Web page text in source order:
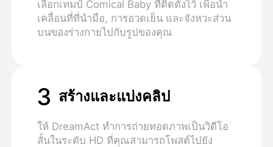
เลือกเทมป์ Comical Baby ที่ติดตั้งไว้ เพื่อนํา
เคลื่อนที่ที่นํามือ, การอวดเย็น และจังหวะส่วน
บนของร่างกายไปกับรูปของคุณ
3 สร้างและแบ่งคลิป
ให้ DreamAct ทําการถ่ายทอดภาพเป็นวิดีโอ
สั้นในระดับ HD ที่คุณสามารถโพสต์ไปยัง